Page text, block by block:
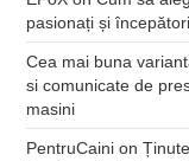
pasionați și începători
Cea mai buna
si comunicate de
masini
PentruCaini on